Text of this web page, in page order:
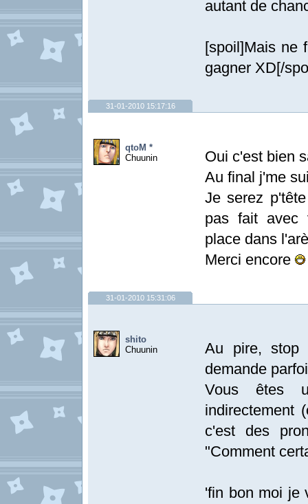
autant de
[spoil]Mais ne
gagner XD[/
31-01-2010 15:17:16
qtoM *
Chuunin
Oui c'est bien
Au final j'me
Je serez
pas fait avec
place dans
Merci encore
31-01-2010 15:31:06
shito
Chuunin
Au pire, stop
demande
Vous êtes
indirectement
c'est des
"Comment
'fin bon moi je